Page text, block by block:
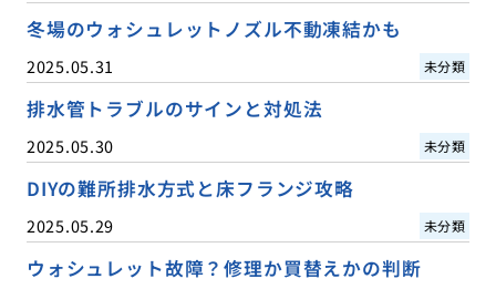
冬場のウォシュレットノズル不動凍結かも
2025.05.31 未分類
排水管トラブルのサインと対処法
2025.05.30 未分類
DIYの難所排水方式と床フランジ攻略
2025.05.29 未分類
ウォシュレット故障？修理か買替えかの判断